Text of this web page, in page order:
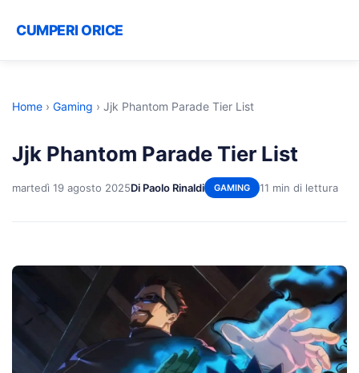
CUMPERI ORICE
Home › Gaming › Jjk Phantom Parade Tier List
Jjk Phantom Parade Tier List
martedì 19 agosto 2025Di Paolo Rinaldi GAMING 11 min di lettura